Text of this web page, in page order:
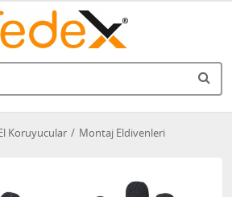
Koruyucular Montaj Eldivenleri